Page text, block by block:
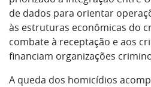
de dados para orientar
às estruturas econômicas do
combate à receptação e aos
financiam organizações
A queda dos homicídios